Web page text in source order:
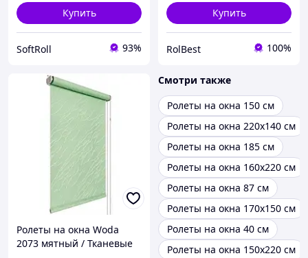
Купить
SoftRoll 93%
Купить
RolBest 100%
Ролеты на окна Woda
2073 мятный / Тканевые
Смотри также
Ролеты на окна 150 см
Ролеты на окна 220х140 см
Ролеты на окна 185 см
Ролеты на окна 160х220 см
Ролеты на окна 87 см
Ролеты на окна 170х150 см
Ролеты на окна 40 см
Ролеты на окна 150х220 см